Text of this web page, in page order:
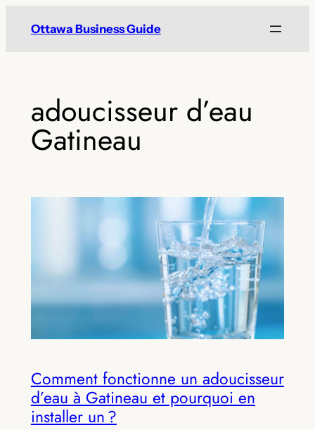
Ottawa Business Guide
adoucisseur d’eau
Gatineau
Comment fonctionne un adoucisseur
d’eau à Gatineau et pourquoi en
installer un ?